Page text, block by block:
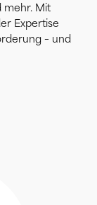
mehr. Mit
Expertise
– und